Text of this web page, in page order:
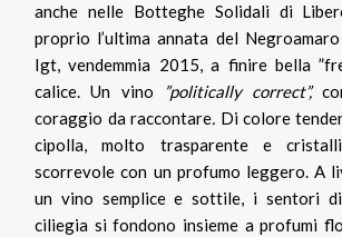
anche nelle Botteghe Solidali di
proprio l’ultima annata del
Igt, vendemmia 2015, a finire bella
calice. Un vino
”politically correct”,
coraggio da raccontare. Di colore
cipolla, molto trasparente e
scorrevole con un profumo leggero. A
un vino semplice e sottile, i sentori
ciliegia si fondono insieme a profumi